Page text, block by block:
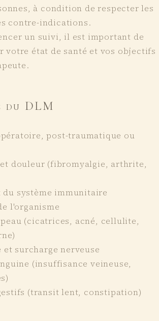
à condition de respecter les
contre-indications.
un suivi, il est important de
votre état de santé et vos objectifs
DLM
post-traumatique ou
douleur (fibromyalgie, arthrite,
du système immunitaire
l'organisme
(cicatrices, acné, cellulite,
et surcharge nerveuse
(insuffisance veineuse,
(transit lent, constipation)